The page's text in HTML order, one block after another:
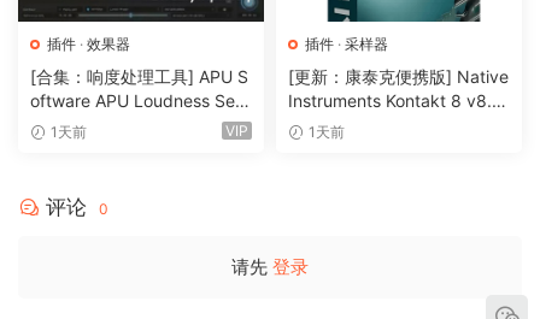
修正 API： 控制台输出至 VS 代码现在可以正常工作
修正了在 macOS 14 上，主菜单下拉菜单没有悬停模式的问
题。
修正了在 macOS 14 上，拖放过程中文件名路径可见的问题。
改进的 从文件面板拖放现在可在不同的 Kontakt 实例之间使
时，需要重新选择 CoreAudio 设备。
插件 · 效果器
[合集：响度处理工具] APU S
oftware APU Loudness Seri
es v5.7.0 Incl Keygen-R2R
1天前 VIP
插件 · 采样器
[更新：康泰克便携版] Native
Instruments Kontakt 8 v8.1
2.1 PORTABLE-vkDanilov
1天前
评论 0
请先 登录